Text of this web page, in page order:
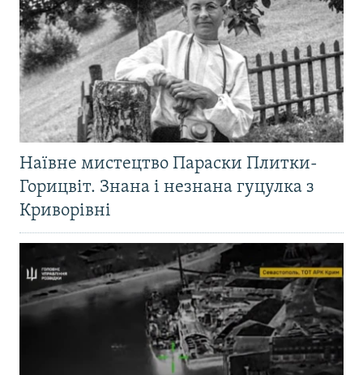
Наївне мистецтво Параски Плитки-
Горицвіт. Знана і незнана гуцулка з
Криворівні